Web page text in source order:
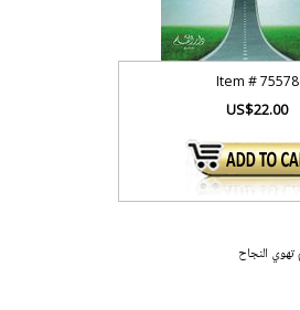
Item #75578
US$22.00